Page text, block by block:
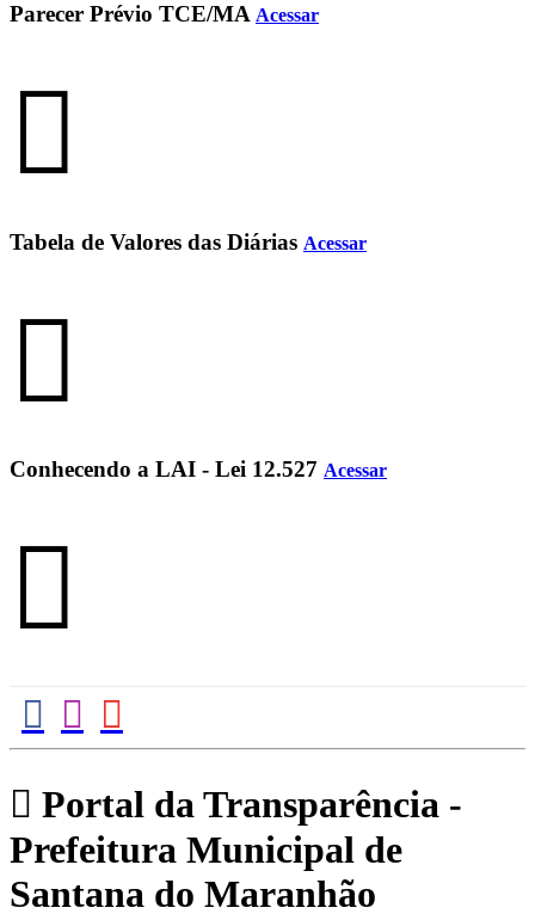
Parecer Prévio TCE/MA Acessar
Tabela de Valores das Diárias Acessar
Conhecendo a LAI - Lei 12.527 Acessar
Portal da Transparência -
Prefeitura Municipal de
Santana do Maranhão